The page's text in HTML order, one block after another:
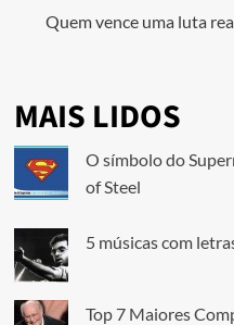
Quem vence uma luta
MAIS LIDOS
O símbolo do
of Steel
5 músicas com
Top 7 Maiores